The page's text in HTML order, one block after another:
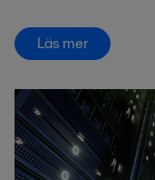
Läs mer